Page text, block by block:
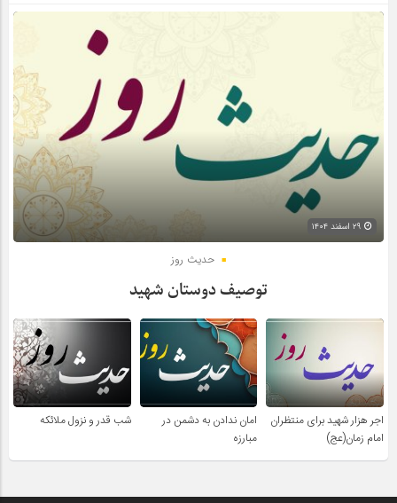
حدیث روز
توصیف دوستان شهید
اجر هزار شهید برای منتظران
امام زمان(عج)
امان ندادن به دشمن در
مبارزه
شب قدر و نزول ملائکه